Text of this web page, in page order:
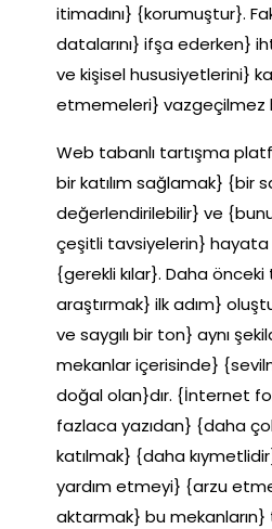
itimadını} {korumuştur}.
datalarını} ifşa ederken}
ve kişisel hususiyetlerini}
etmemeleri} vazgeçilmez
Web tabanlı tartışma
bir katılım sağlamak} {bir
değerlendirilebilir} ve
çeşitli tavsiyelerin}
{gerekli kılar}. Daha
araştırmak} ilk adım}
ve saygılı bir ton} aynı
mekanlar içerisinde}
doğal olan}dır. {İnternet
fazlaca yazıdan} {daha
katılmak} {daha
yardım etmeyi} {arzu
aktarmak} bu